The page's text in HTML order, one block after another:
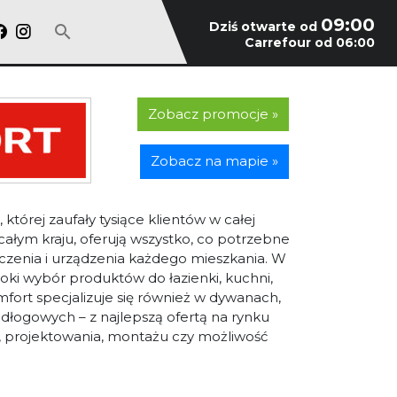
Dziś otwarte od 09:00
Carrefour od 06:00
Zobacz promocje »
Zobacz na mapie »
zaufały tysiące klientów w całej
kraju, oferują wszystko, co potrzebne
i urządzenia każdego mieszkania. W
wybór produktów do łazienki, kuchni,
specjalizuje się również w dywanach,
– z najlepszą ofertą na rynku
projektowania, montażu czy możliwość